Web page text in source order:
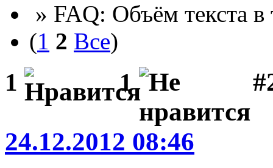
» FAQ: Объём текста в
(1 2 Все)
1 1
24.12.2012 08:46